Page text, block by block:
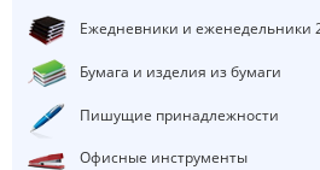
Ежедневники и еженедельники
Бумага и изделия из бумаги
Пишущие принадлежности
Офисные инструменты